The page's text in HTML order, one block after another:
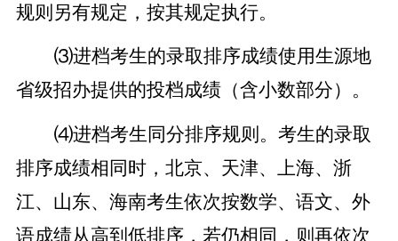
规则另有规定，按其规定执行。
⑶进档考生的录取排序成绩使用生源地
省级招办提供的投档成绩（含小数部分）。
⑷进档考生同分排序规则。考生的录取
排序成绩相同时，北京、天津、上海、浙
江、山东、海南考生依次按数学、语文、外
语成绩从高到低排序，若仍相同，则再依次